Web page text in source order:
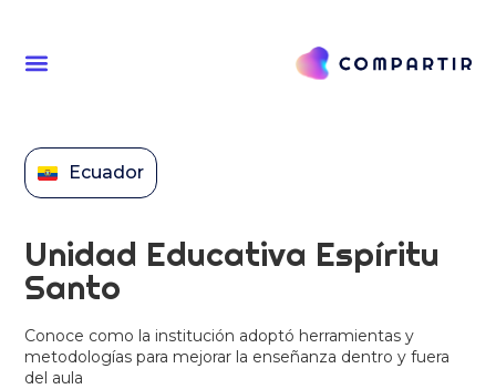
Ecuador
Unidad Educativa Espíritu
Santo
Conoce como la institución adoptó herramientas y
metodologías para mejorar la enseñanza dentro y fuera
del aula